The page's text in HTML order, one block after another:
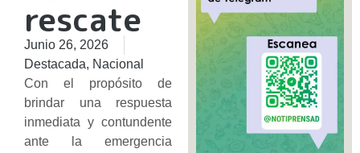
rescate
Junio 26, 2026
Destacada, Nacional
​Con el propósito de
brindar una respuesta
inmediata y contundente
ante la emergencia